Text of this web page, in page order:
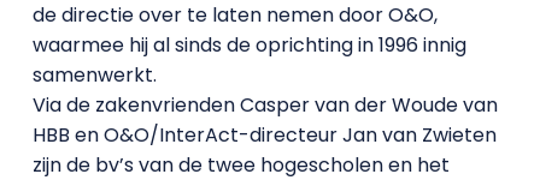
de directie over te laten nemen door O&O,
waarmee hij al sinds de oprichting in 1996 innig
samenwerkt.
Via de zakenvrienden Casper van der Woude van
HBB en O&O/InterAct-directeur Jan van Zwieten
zijn de bv’s van de twee hogescholen en het